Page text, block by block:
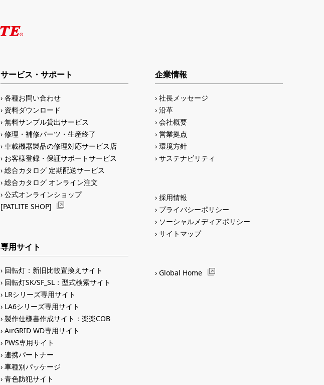
サービス・サポート
各種お問い合わせ
資料ダウンロード
無料サンプル貸出サービス
修理・補修パーツ・生産終了
車載機器製品の修理対応サービス店
お客様登録・保証サポートサービス
総合カタログ 定期配送サービス
総合カタログ オンライン注文
公式オンラインショップ
[PATLITE SHOP]
専用サイト
回転灯：新旧比較置換えサイト
回転灯SK/SF_SL：型式検索サイト
LRシリーズ専用サイト
LA6シリーズ専用サイト
製作仕様書作成サイト：楽楽COB
AirGRID WD専用サイト
PWS専用サイト
連携パートナー
車種別パッケージ
青色防犯サイト
企業情報
社長メッセージ
沿革
会社概要
営業拠点
環境方針
サステナビリティ
採用情報
プライバシーポリシー
ソーシャルメディアポリシー
サイトマップ
Global Home